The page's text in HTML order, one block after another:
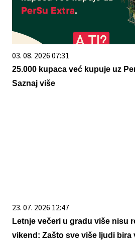
03. 08. 2026 07:31
25.000 kupaca već kupuje uz
Saznaj više
23. 07. 2026 12:47
Letnje večeri u gradu više nisu
vikend: Zašto sve više ljudi bira